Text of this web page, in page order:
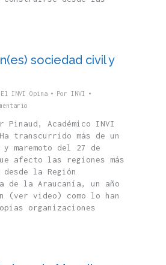
sociedad civil y
El INVI Opina Por INVI
Pinaud, Académico INVI
transcurrido más de un
maremoto del 27 de
afecto las regiones más
la Región
de la Araucanía, un año
(ver video) como lo han
organizaciones